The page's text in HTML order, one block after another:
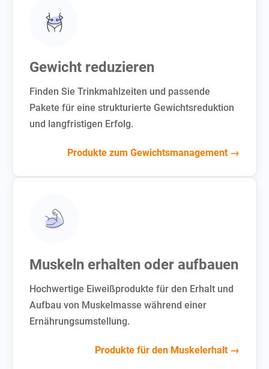
Gewicht reduzieren
Finden Sie Trinkmahlzeiten und passende
Pakete für eine strukturierte Gewichtsreduktion
und langfristigen Erfolg.
Produkte zum Gewichtsmanagement →
Muskeln erhalten oder aufbauen
Hochwertige Eiweißprodukte für den Erhalt und
Aufbau von Muskelmasse während einer
Ernährungsumstellung.
Produkte für den Muskelerhalt →